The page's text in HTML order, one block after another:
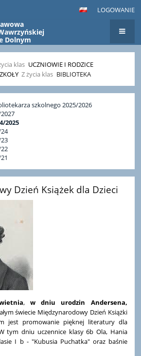
LOGOWANIE
Dolnym
klas UCZNIOWIE I RODZICE
Z życia klas BIBLIOTEKA
szkolnego 2025/2026
2025
Dzień Książek dla Dzieci
,w dniu urodzin Andersena,
świecie Międzynarodowy Dzień Książki
jest promowanie pięknej literatury dla
tym dniu uczennice klasy 6b Ola, Hania
I b - "Kubusia Puchatka" oraz baśnie